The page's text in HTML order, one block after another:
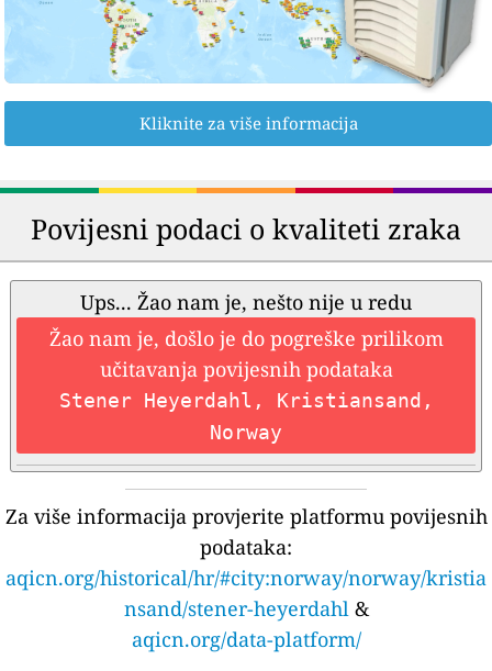
Kliknite za više informacija
Povijesni podaci o kvaliteti zraka
Ups... Žao nam je, nešto nije u redu
Žao nam je, došlo je do pogreške prilikom
učitavanja povijesnih podataka
Stener Heyerdahl, Kristiansand,
Norway
Za više informacija provjerite platformu povijesnih
podataka:
aqicn.org/historical/hr/#city:norway/norway/kristia
nsand/stener-heyerdahl&
aqicn.org/data-platform/